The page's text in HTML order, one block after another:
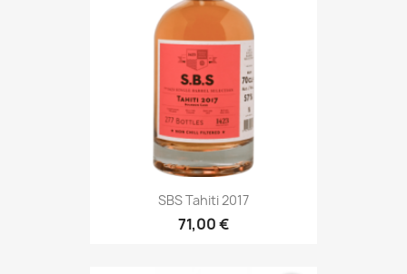
SBS Tahiti 2017
71,00 €